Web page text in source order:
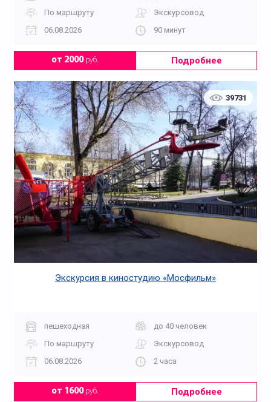
По маршруту
Экскурсовод
06.08.2026
90 минут
от 2000руб. Подробнее
39731
Экскурсия в киностудию «Мосфильм»
пешеходная
до 40 человек
По маршруту
Экскурсовод
06.08.2026
2 часа
от 1600руб. Подробнее